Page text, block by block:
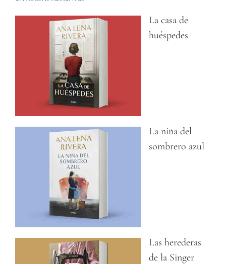
La casa de
huéspedes
La niña del
sombrero azul
Las herederas
de la Singer